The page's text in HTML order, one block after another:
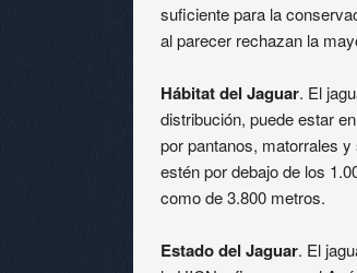
suficiente para la
al parecer rechazan la
Hábitat del Jaguar. El
distribución, puede estar
por pantanos, matorrales
estén por debajo de los
como de 3.800 metros.
Estado del Jaguar. El